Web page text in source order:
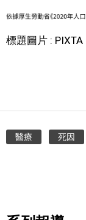
標題圖片 : PIXTA
醫療 死因